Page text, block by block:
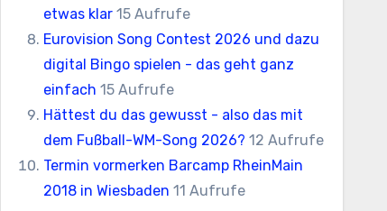
etwas klar 15 Aufrufe
Eurovision Song Contest 2026 und dazu
digital Bingo spielen - das geht ganz
einfach 15 Aufrufe
Hättest du das gewusst - also das mit
dem Fußball-WM-Song 2026? 12 Aufrufe
Termin vormerken Barcamp RheinMain
2018 in Wiesbaden 11 Aufrufe